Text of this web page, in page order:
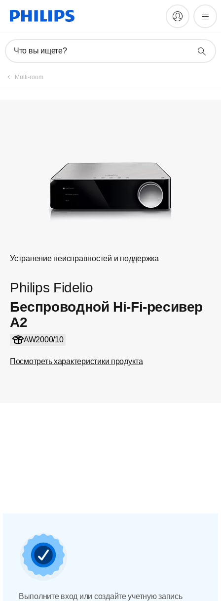
Что вы ищете?
Multi-room
Устранение неисправностей и поддержка
Philips Fidelio
Беспроводной Hi-Fi-ресивер
A2
AW2000/10
Посмотреть характеристики продукта
Руководства и документация
Выполните вход или создайте учетную запись